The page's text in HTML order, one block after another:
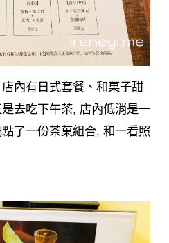
內有日式套餐、和菓子甜
去吃下午茶, 店內低消是一
了一份茶菓組合, 和一看照